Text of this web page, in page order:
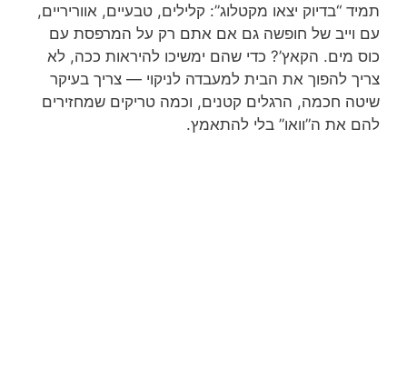
תמיד “בדיוק יצאו מקטלוג”: קלילים, טבעיים, אווריריים,
עם וייב של חופשה גם אם אתם רק על המרפסת עם
כוס מים. הקאץ’? כדי שהם ימשיכו להיראות ככה, לא
צריך להפוך את הבית למעבדה לניקוי — צריך בעיקר
שיטה חכמה, הרגלים קטנים, וכמה טריקים שמחזירים
להם את ה”וואו” בלי להתאמץ.